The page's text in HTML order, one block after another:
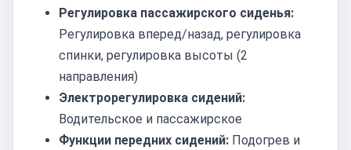
Регулировка пассажирского сиденья:
Регулировка вперед/назад, регулировка
спинки, регулировка высоты (2
направления)
Электрорегулировка сидений:
Водительское и пассажирское
Функции передних сидений: Подогрев и